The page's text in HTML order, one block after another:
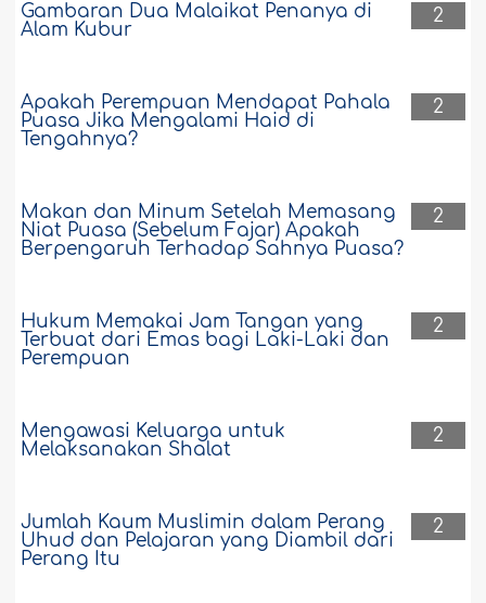
2
Gambaran Dua Malaikat Penanya di
Alam Kubur
2
Apakah Perempuan Mendapat Pahala
Puasa Jika Mengalami Haid di
Tengahnya?
2
Makan dan Minum Setelah Memasang
Niat Puasa (Sebelum Fajar) Apakah
Berpengaruh Terhadap Sahnya Puasa?
2
Hukum Memakai Jam Tangan yang
Terbuat dari Emas bagi Laki-Laki dan
Perempuan
2
Mengawasi Keluarga untuk
Melaksanakan Shalat
2
Jumlah Kaum Muslimin dalam Perang
Uhud dan Pelajaran yang Diambil dari
Perang Itu